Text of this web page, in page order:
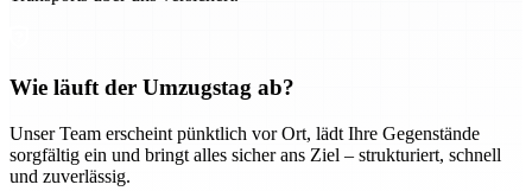
Wie läuft der Umzugstag ab?
Unser Team erscheint pünktlich vor Ort, lädt Ihre Gegenstände
sorgfältig ein und bringt alles sicher ans Ziel – strukturiert, schnell
und zuverlässig.